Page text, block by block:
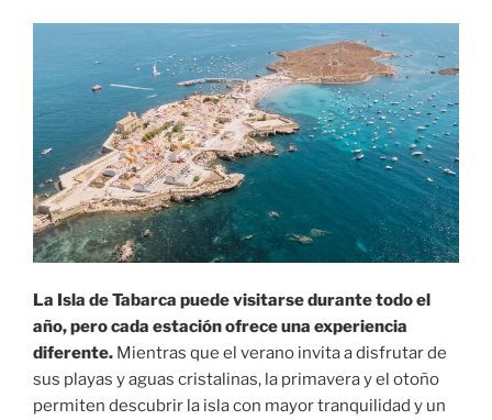
La Isla de Tabarca puede visitarse durante todo el
año, pero cada estación ofrece una experiencia
diferente. Mientras que el verano invita a disfrutar de
sus playas y aguas cristalinas, la primavera y el otoño
permiten descubrir la isla con mayor tranquilidad y un